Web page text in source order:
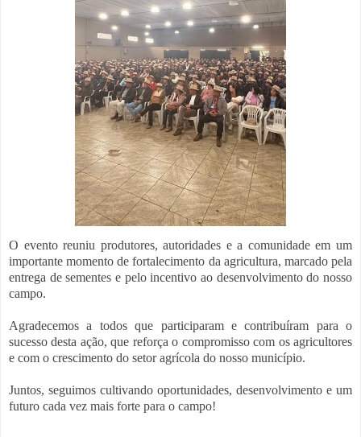
O evento reuniu produtores, autoridades e a comunidade em um
importante momento de fortalecimento da agricultura, marcado pela
entrega de sementes e pelo incentivo ao desenvolvimento do nosso
campo.
Agradecemos a todos que participaram e contribuíram para o
sucesso desta ação, que reforça o compromisso com os agricultores
e com o crescimento do setor agrícola do nosso município.
Juntos, seguimos cultivando oportunidades, desenvolvimento e um
futuro cada vez mais forte para o campo!